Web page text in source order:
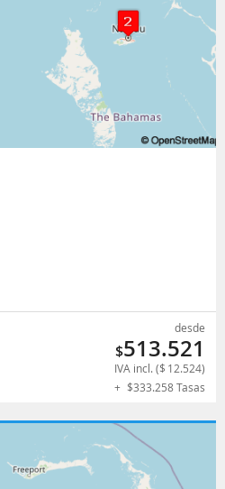
desde
$513.521
IVA incl. ($ 12.524)
+ $333.258Tasas